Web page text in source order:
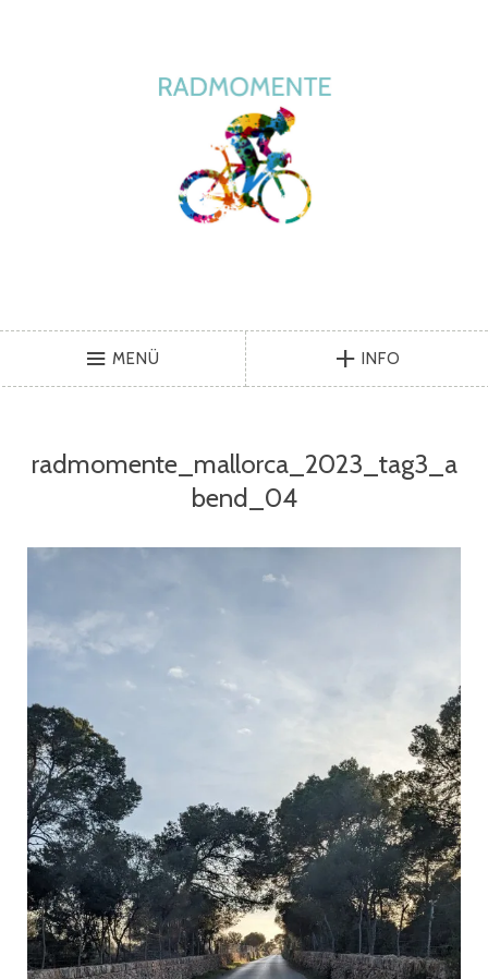
MENÜ INFO
radmomente_mallorca_2023_tag3_a
bend_04